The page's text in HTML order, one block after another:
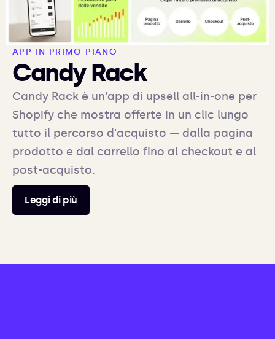
APP IN PRIMO PIANO
Candy Rack
Candy Rack è un'app di upsell all-in-one per
Shopify che mostra offerte in un clic lungo
tutto il percorso d'acquisto — dalla pagina
prodotto e dal carrello fino al checkout e al
post-acquisto.
Leggi di più